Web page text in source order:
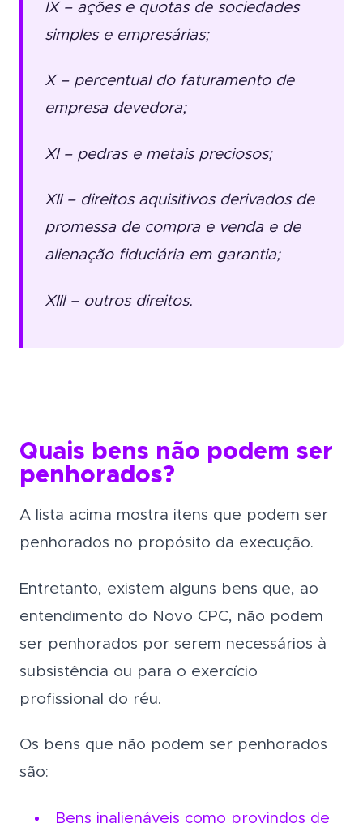
IX – ações e quotas de sociedades
simples e empresárias;
X – percentual do faturamento de
empresa devedora;
XI – pedras e metais preciosos;
XII – direitos aquisitivos derivados de
promessa de compra e venda e de
alienação fiduciária em garantia;
XIII – outros direitos.
Quais bens não podem ser
penhorados?
A lista acima mostra itens que podem ser
penhorados no propósito da execução.
Entretanto, existem alguns bens que, ao
entendimento do Novo CPC, não podem
ser penhorados por serem necessários à
subsistência ou para o exercício
profissional do réu.
Os bens que não podem ser penhorados
são:
Bens inalienáveis como provindos de